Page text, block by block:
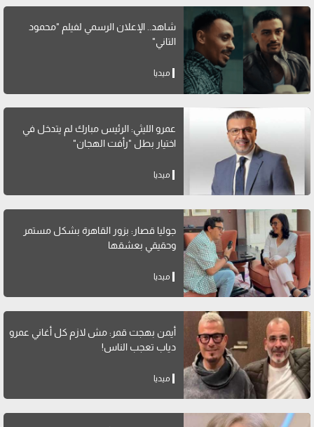
شاهد.. الإعلان الرسمي لفيلم "محمود
التاني"
ميديا
عمرو الليثي: الرئيس مبارك لم يتدخل في
اختيار بطل "رأفت الهجان"
ميديا
جوليا قصار: بزور القاهرة بشكل مستمر
وحقيقي بعشقها
ميديا
أيمن بهجت قمر: مش لازم كل أغاني عمرو
دياب تعجب الناس!
ميديا